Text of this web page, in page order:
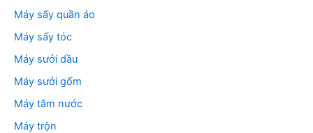
Máy sấy quần áo
Máy sấy tóc
Máy sưởi dầu
Máy sưởi gốm
Máy tăm nước
Máy trộn